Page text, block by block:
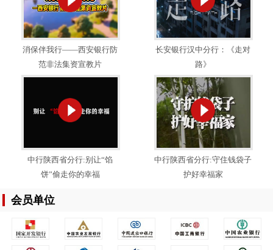
消保伴我行——西安银行防
范非法集资宣教片
长安银行汉中分行：《走对
路》
中行陕西省分行:别让“馅
饼”偷走你的幸福
中行陕西省分行:守住钱袋子
护好幸福家
会员单位